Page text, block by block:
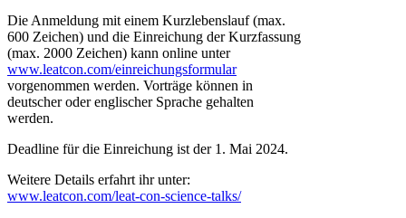
Die Anmeldung mit einem Kurzlebenslauf (max.
600 Zeichen) und die Einreichung der Kurzfassung
(max. 2000 Zeichen) kann online unter
www.leatcon.com/einreichungsformular
vorgenommen werden. Vorträge können in
deutscher oder englischer Sprache gehalten
werden.
Deadline für die Einreichung ist der 1. Mai 2024.
Weitere Details erfahrt ihr unter:
www.leatcon.com/leat-con-science-talks/